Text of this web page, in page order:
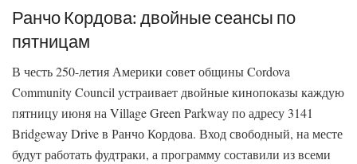
Ранчо Кордова: двойные сеансы по
пятницам
В честь 250-летия Америки совет общины Cordova
Community Council устраивает двойные кинопоказы каждую
пятницу июня на Village Green Parkway по адресу 3141
Bridgeway Drive в Ранчо Кордова. Вход свободный, на месте
будут работать фудтраки, а программу составили из всеми